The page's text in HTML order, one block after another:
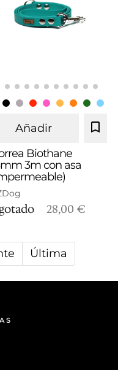
Añadir
Biothane
3m con asa
28,00 €
Última